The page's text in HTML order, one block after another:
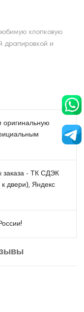
хлопковую
драпировкой и
оригинальную
заказа - ТК СДЭК
двери), Яндекс